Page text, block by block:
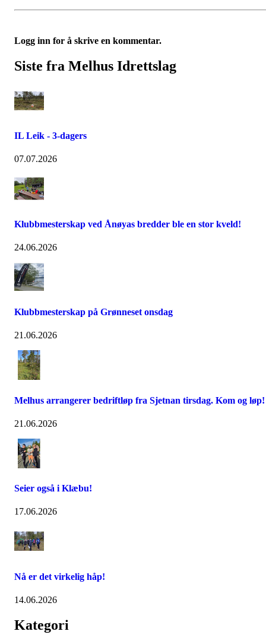
Logg inn for å skrive en kommentar.
Siste fra Melhus Idrettslag
IL Leik - 3-dagers
07.07.2026
Klubbmesterskap ved Ånøyas bredder ble en stor kveld!
24.06.2026
Klubbmesterskap på Grønneset onsdag
21.06.2026
Melhus arrangerer bedriftløp fra Sjetnan tirsdag. Kom og løp!
21.06.2026
Seier også i Klæbu!
17.06.2026
Nå er det virkelig håp!
14.06.2026
Kategori